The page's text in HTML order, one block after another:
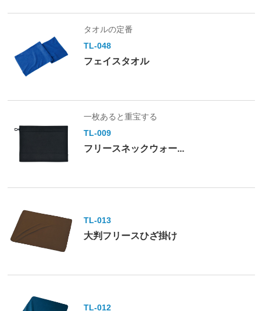
タオルの定番
TL-048
フェイスタオル
一枚あると重宝する
TL-009
フリースネックウォー...
TL-013
大判フリースひざ掛け
TL-012